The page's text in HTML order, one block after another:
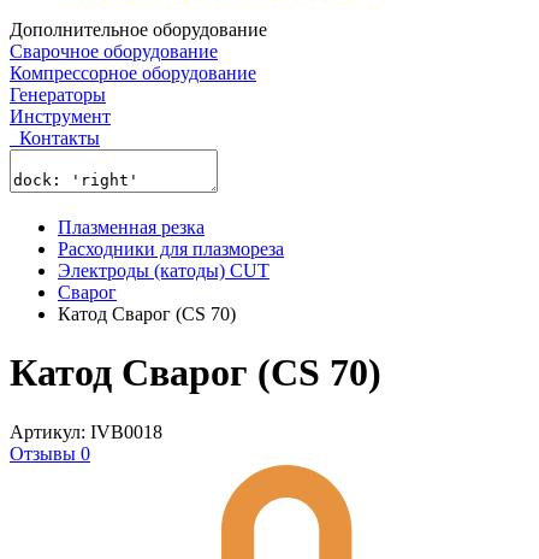
Дополнительное оборудование
Сварочное оборудование
Компрессорное оборудование
Генераторы
Инструмент
Контакты
Плазменная резка
Расходники для плазмореза
Электроды (катоды) CUT
Сварог
Катод Сварог (CS 70)
Катод Сварог (CS 70)
Артикул: IVB0018
Отзывы 0